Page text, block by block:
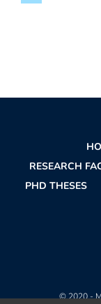
RESEARCH
PHD THESES
© 2020 -